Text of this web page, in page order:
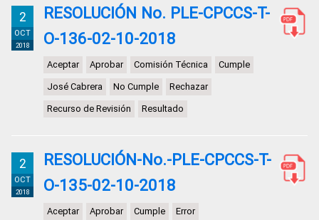
2
OCT
2018
RESOLUCIÓN No. PLE-CPCCS-T-
O-136-02-10-2018
Aceptar Aprobar Comisión Técnica Cumple
José Cabrera No Cumple Rechazar
Recurso de Revisión Resultado
2
OCT
2018
RESOLUCIÓN-No.-PLE-CPCCS-T-
O-135-02-10-2018
Aceptar Aprobar Cumple
Error